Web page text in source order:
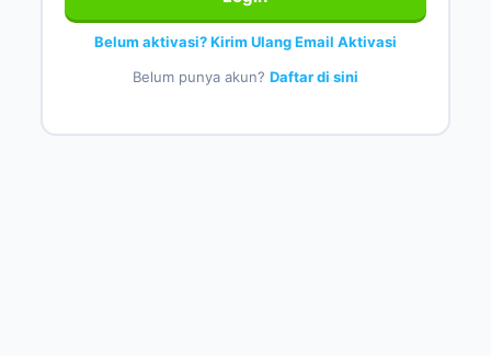
Belum aktivasi? Kirim Ulang Email Aktivasi
Belum punya akun? Daftar di sini